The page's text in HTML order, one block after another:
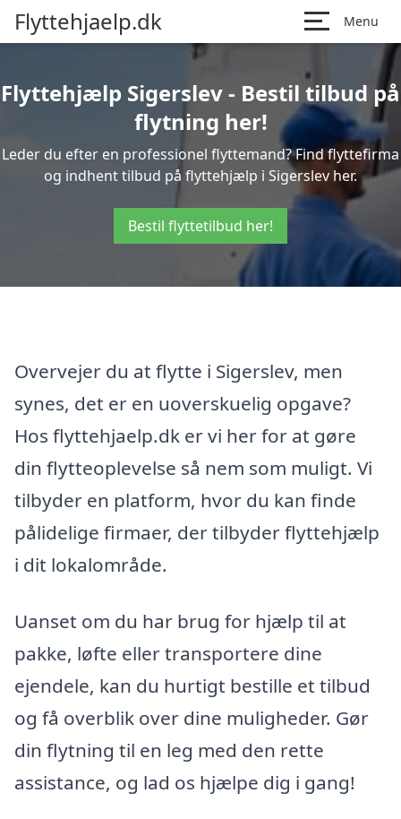
Flyttehjaelp.dk Menu
Flyttehjælp Sigerslev - Bestil tilbud på
flytning her!
Leder du efter en professionel flyttemand? Find flyttefirma
og indhent tilbud på flyttehjælp i Sigerslev her.
Bestil flyttetilbud her!
Overvejer du at flytte i Sigerslev, men
synes, det er en uoverskuelig opgave?
Hos flyttehjaelp.dk er vi her for at gøre
din flytteoplevelse så nem som muligt. Vi
tilbyder en platform, hvor du kan finde
pålidelige firmaer, der tilbyder flyttehjælp
i dit lokalområde.
Uanset om du har brug for hjælp til at
pakke, løfte eller transportere dine
ejendele, kan du hurtigt bestille et tilbud
og få overblik over dine muligheder. Gør
din flytning til en leg med den rette
assistance, og lad os hjælpe dig i gang!